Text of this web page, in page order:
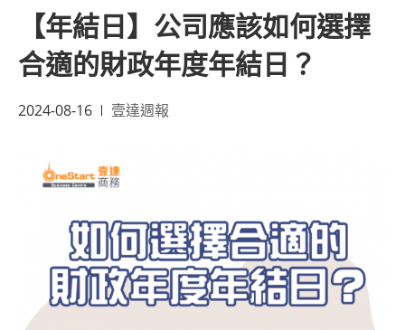
【年結日】公司應該如何選擇
合適的財政年度年結日？
2024-08-16 壹達週報